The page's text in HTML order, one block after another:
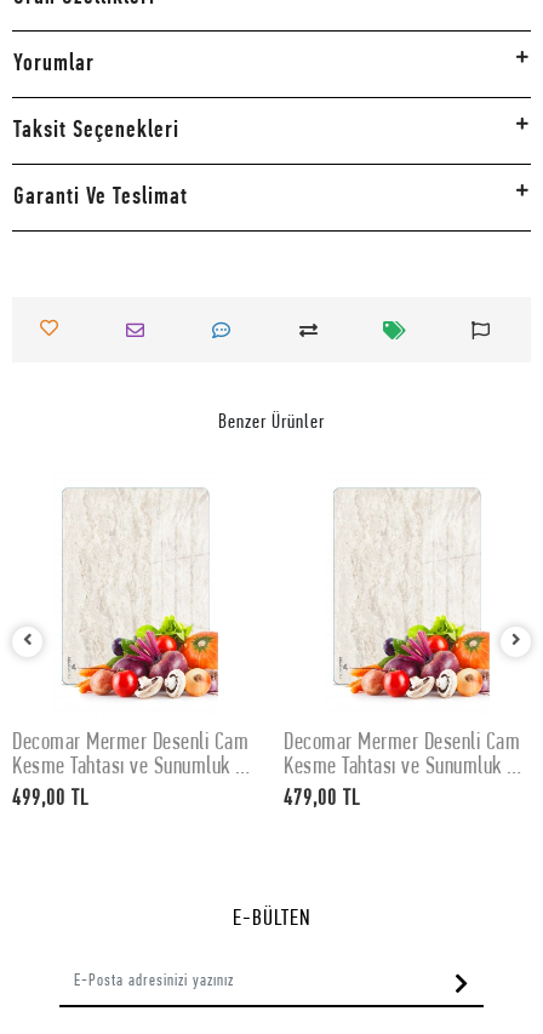
Yorumlar
Taksit Seçenekleri
Garanti Ve Teslimat
Benzer Ürünler
SEPETE EKLE
Decomar Mermer Desenli Cam
Kesme Tahtası ve Sunumluk 30
x 40 cm
499,00 TL
SEPETE EKLE
Decomar Mermer Desenli Cam
Kesme Tahtası ve Sunumluk 25
x 35 cm
479,00 TL
E-BÜLTEN